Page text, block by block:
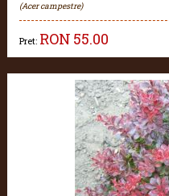
(Acer campestre)
Pret: RON 55.00